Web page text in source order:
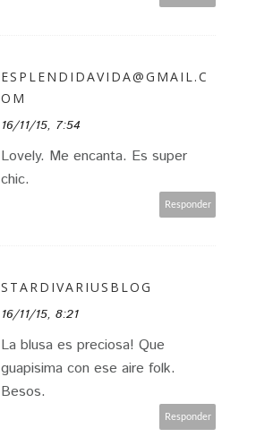
ESPLENDIDAVIDA@GMAIL.C
OM
16/11/15, 7:54
Lovely. Me encanta. Es super
chic.
Responder
STARDIVARIUSBLOG
16/11/15, 8:21
La blusa es preciosa! Que
guapisima con ese aire folk.
Besos.
Responder